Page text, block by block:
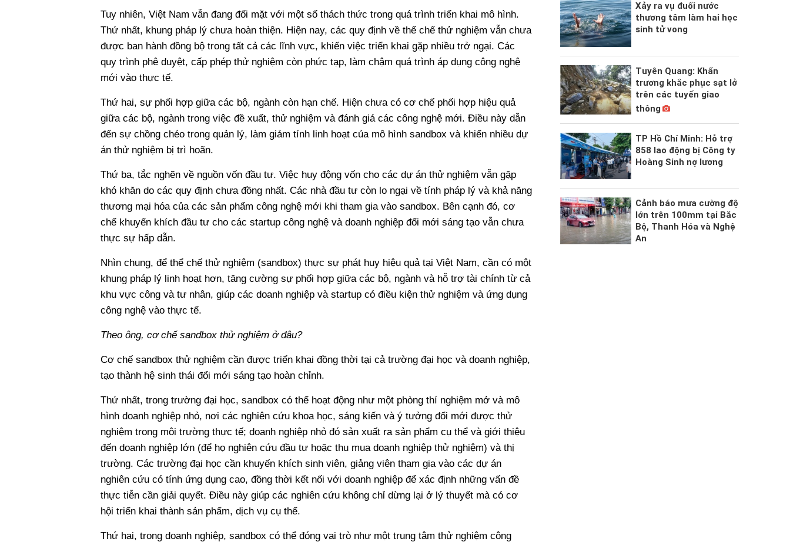
Tuy nhiên, Việt Nam vẫn đang đối mặt với một số thách thức trong quá trình triển khai mô hình.
Thứ nhất, khung pháp lý chưa hoàn thiện. Hiện nay, các quy định về thể chế thử nghiệm vẫn chưa
được ban hành đồng bộ trong tất cả các lĩnh vực, khiến việc triển khai gặp nhiều trở ngại. Các
quy trình phê duyệt, cấp phép thử nghiệm còn phức tạp, làm chậm quá trình áp dụng công nghệ
mới vào thực tế.
Thứ hai, sự phối hợp giữa các bộ, ngành còn hạn chế. Hiện chưa có cơ chế phối hợp hiệu quả
giữa các bộ, ngành trong việc đề xuất, thử nghiệm và đánh giá các công nghệ mới. Điều này dẫn
đến sự chồng chéo trong quản lý, làm giảm tính linh hoạt của mô hình sandbox và khiến nhiều dự
án thử nghiệm bị trì hoãn.
Thứ ba, tắc nghẽn về nguồn vốn đầu tư. Việc huy động vốn cho các dự án thử nghiệm vẫn gặp
khó khăn do các quy định chưa đồng nhất. Các nhà đầu tư còn lo ngại về tính pháp lý và khả năng
thương mại hóa của các sản phẩm công nghệ mới khi tham gia vào sandbox. Bên cạnh đó, cơ
chế khuyến khích đầu tư cho các startup công nghệ và doanh nghiệp đổi mới sáng tạo vẫn chưa
thực sự hấp dẫn.
Nhìn chung, để thể chế thử nghiệm (sandbox) thực sự phát huy hiệu quả tại Việt Nam, cần có một
khung pháp lý linh hoạt hơn, tăng cường sự phối hợp giữa các bộ, ngành và hỗ trợ tài chính từ cả
khu vực công và tư nhân, giúp các doanh nghiệp và startup có điều kiện thử nghiệm và ứng dụng
công nghệ vào thực tế.
Theo ông, cơ chế sandbox thử nghiệm ở đâu?
Cơ chế sandbox thử nghiệm cần được triển khai đồng thời tại cả trường đại học và doanh nghiệp,
tạo thành hệ sinh thái đổi mới sáng tạo hoàn chỉnh.
Thứ nhất, trong trường đại học, sandbox có thể hoạt động như một phòng thí nghiệm mở và mô
hình doanh nghiệp nhỏ, nơi các nghiên cứu khoa học, sáng kiến và ý tưởng đổi mới được thử
nghiệm trong môi trường thực tế; doanh nghiệp nhỏ đó sản xuất ra sản phẩm cụ thể và giới thiệu
đến doanh nghiệp lớn (để họ nghiên cứu đầu tư hoặc thu mua doanh nghiệp thử nghiệm) và thị
trường. Các trường đại học cần khuyến khích sinh viên, giảng viên tham gia vào các dự án
nghiên cứu có tính ứng dụng cao, đồng thời kết nối với doanh nghiệp để xác định những vấn đề
thực tiễn cần giải quyết. Điều này giúp các nghiên cứu không chỉ dừng lại ở lý thuyết mà có cơ
hội triển khai thành sản phẩm, dịch vụ cụ thể.
Thứ hai, trong doanh nghiệp, sandbox có thể đóng vai trò như một trung tâm thử nghiệm công
Xảy ra vụ đuối nước
thương tâm làm hai học
sinh tử vong
Tuyên Quang: Khẩn
trương khắc phục sạt lở
trên các tuyến giao
thông
TP Hồ Chí Minh: Hỗ trợ
858 lao động bị Công ty
Hoàng Sinh nợ lương
Cảnh báo mưa cường độ
lớn trên 100mm tại Bắc
Bộ, Thanh Hóa và Nghệ
An